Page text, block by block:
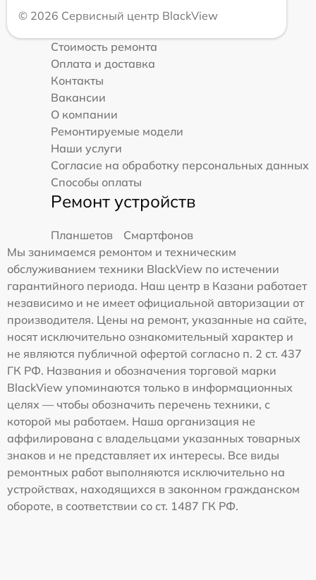
© 2026 Сервисный центр BlackView
Стоимость ремонта
Оплата и доставка
Контакты
Вакансии
О компании
Ремонтируемые модели
Наши услуги
Согласие на обработку персональных данных
Способы оплаты
Ремонт устройств
Планшетов
Смартфонов
Мы занимаемся ремонтом и техническим
обслуживанием техники BlackView по истечении
гарантийного периода. Наш центр в Казани работает
независимо и не имеет официальной авторизации от
производителя. Цены на ремонт, указанные на сайте,
носят исключительно ознакомительный характер и
не являются публичной офертой согласно п. 2 ст. 437
ГК РФ. Названия и обозначения торговой марки
BlackView упоминаются только в информационных
целях — чтобы обозначить перечень техники, с
которой мы работаем. Наша организация не
аффилирована с владельцами указанных товарных
знаков и не представляет их интересы. Все виды
ремонтных работ выполняются исключительно на
устройствах, находящихся в законном гражданском
обороте, в соответствии со ст. 1487 ГК РФ.